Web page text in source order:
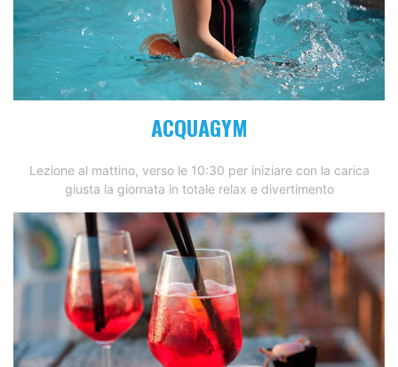
ACQUAGYM
Lezione al mattino, verso le 10:30 per iniziare con la carica
giusta la giornata in totale relax e divertimento